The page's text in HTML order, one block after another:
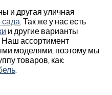
и другая уличная
сада. Так же у нас есть
и другие варианты
Наш ассортимент
моделями, поэтому мы
товаров, как:
.